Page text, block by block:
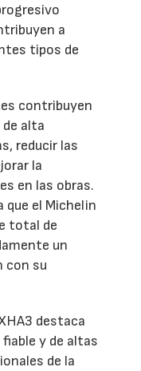
a
tipos de
contribuyen
alta
reducir las
la
en las obras.
el Michelin
total de
un
con su
destaca
y de altas
de la